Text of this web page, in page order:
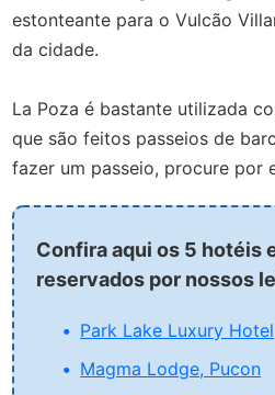
estonteante para o Vulcão
da cidade.
La Poza é bastante utilizada
que são feitos passeios de
fazer um passeio, procure por
Confira aqui os 5 hotéis
reservados por nossos
Park Lake Luxury Hotel
Magma Lodge, Pucon